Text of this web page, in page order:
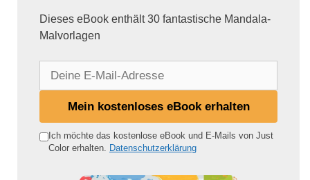
Dieses eBook enthält 30 fantastische Mandala-
Malvorlagen
e
Mein kostenloses eBook erhalten
Ich möchte das kostenlose eBook und E-Mails von Just
Color erhalten. Datenschutzerklärung